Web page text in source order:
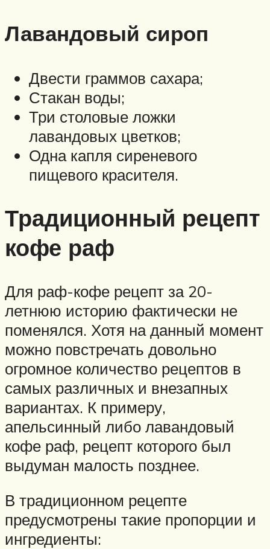
Лавандовый сироп
Двести граммов сахара;
Стакан воды;
Три столовые ложки
лавандовых цветков;
Одна капля сиреневого
пищевого красителя.
Традиционный рецепт
кофе раф
Для раф-кофе рецепт за 20-
летнюю историю фактически не
поменялся. Хотя на данный момент
можно повстречать довольно
огромное количество рецептов в
самых различных и внезапных
вариантах. К примеру,
апельсинный либо лавандовый
кофе раф, рецепт которого был
выдуман малость позднее.
В традиционном рецепте
предусмотрены такие пропорции и
ингредиенты: